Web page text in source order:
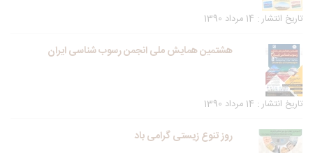
تاریخ انتشار : 14 مرداد 1390
هشتمین همایش ملی انجمن رسوب شناسی ایران
تاریخ انتشار : 14 مرداد 1390
روز تنوع زیستی گرامی باد